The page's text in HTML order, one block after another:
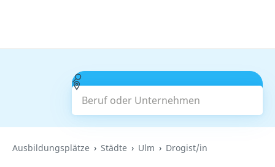
Beruf oder Unternehmen
Suchen
Ausbildungsplätze Städte Ulm Drogist/in